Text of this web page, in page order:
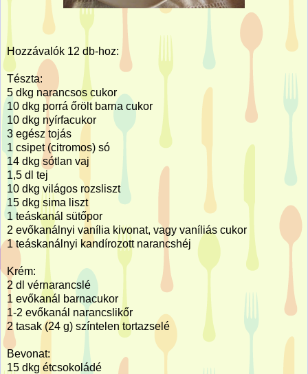
Hozzávalók 12 db-hoz:
Tészta:
5 dkg narancsos cukor
10 dkg porrá őrölt barna cukor
10 dkg nyírfacukor
3 egész tojás
1 csipet (citromos) só
14 dkg sótlan vaj
1,5 dl tej
10 dkg világos rozsliszt
15 dkg sima liszt
1 teáskanál sütőpor
2 evőkanálnyi vanília kivonat, vagy vaníliás cukor
1 teáskanálnyi kandírozott narancshéj
Krém:
2 dl vérnarancslé
1 evőkanál barnacukor
1-2 evőkanál narancslikőr
2 tasak (24 g) színtelen tortazselé
Bevonat:
15 dkg étcsokoládé